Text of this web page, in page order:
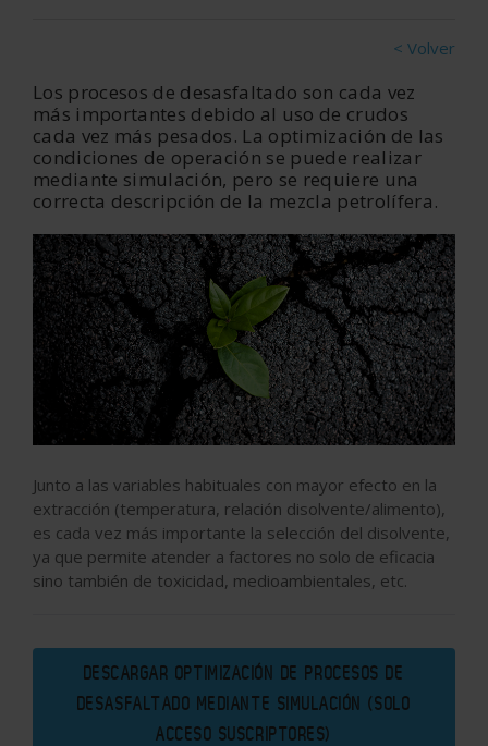
< Volver
Los procesos de desasfaltado son cada vez
más importantes debido al uso de crudos
cada vez más pesados. La optimización de las
condiciones de operación se puede realizar
mediante simulación, pero se requiere una
correcta descripción de la mezcla petrolífera.
Junto a las variables habituales con mayor efecto en la
extracción (temperatura, relación disolvente/alimento),
es cada vez más importante la selección del disolvente,
ya que permite atender a factores no solo de eficacia
sino también de toxicidad, medioambientales, etc.
DESCARGAR OPTIMIZACIÓN DE PROCESOS DE
DESASFALTADO MEDIANTE SIMULACIÓN (SOLO
ACCESO SUSCRIPTORES)